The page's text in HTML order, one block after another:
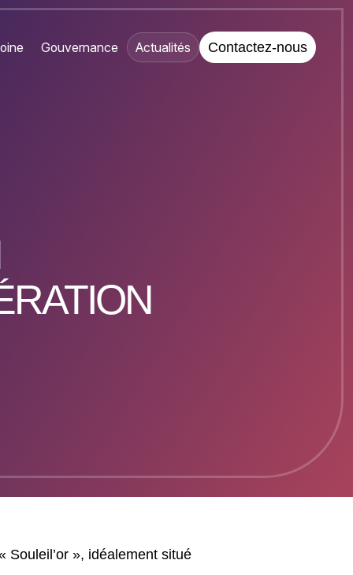
Gouvernance Actualités Contactez-nous
Souleil’or », idéalement situé